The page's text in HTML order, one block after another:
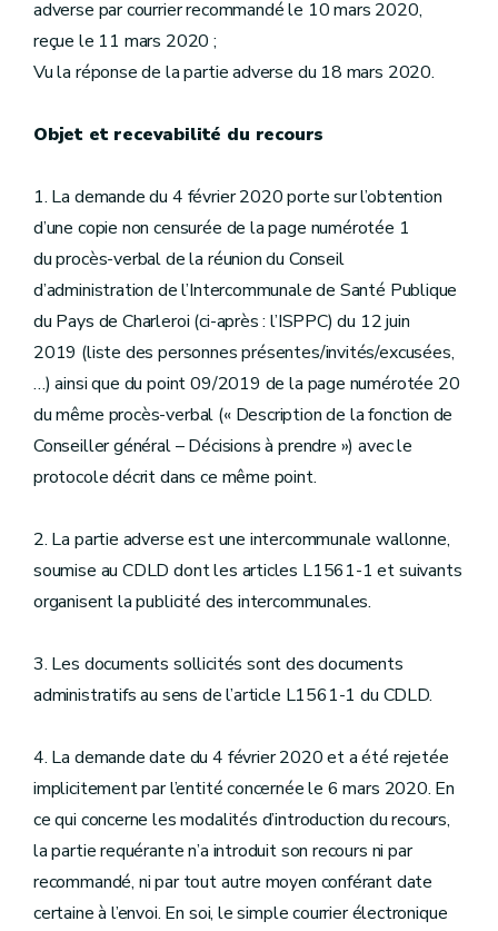
adverse par courrier recommandé le 10 mars 2020,
reçue le 11 mars 2020 ;
Vu la réponse de la partie adverse du 18 mars 2020.
Objet et recevabilité du recours
1. La demande du 4 février 2020 porte sur l’obtention
d’une copie non censurée de la page numérotée 1
du procès-verbal de la réunion du Conseil
d’administration de l’Intercommunale de Santé Publique
du Pays de Charleroi (ci-après : l’ISPPC) du 12 juin
2019 (liste des personnes présentes/invités/excusées,
…) ainsi que du point 09/2019 de la page numérotée 20
du même procès-verbal (« Description de la fonction de
Conseiller général – Décisions à prendre ») avec le
protocole décrit dans ce même point.
2. La partie adverse est une intercommunale wallonne,
soumise au CDLD dont les articles L1561-1 et suivants
organisent la publicité des intercommunales.
3. Les documents sollicités sont des documents
administratifs au sens de l’article L1561-1 du CDLD.
4. La demande date du 4 février 2020 et a été rejetée
implicitement par l’entité concernée le 6 mars 2020. En
ce qui concerne les modalités d’introduction du recours,
la partie requérante n’a introduit son recours ni par
recommandé, ni par tout autre moyen conférant date
certaine à l’envoi. En soi, le simple courrier électronique